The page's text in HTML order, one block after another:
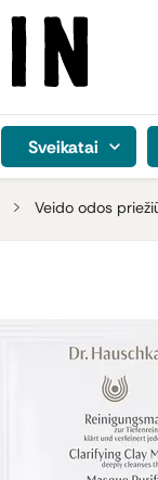
Sveikatai
Veido odos